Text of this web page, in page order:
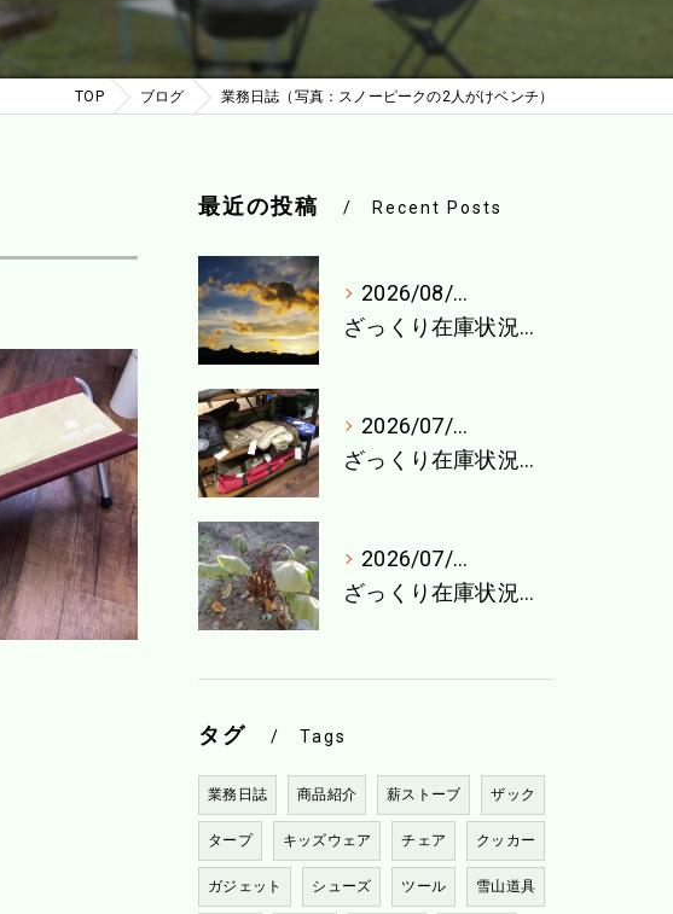
TOP ブログ 業務日誌（写真：スノーピークの2人がけベンチ）
最近の投稿 Recent Posts
2026/08/04
ざっくり在庫状況（8月1週目）
2026/07/27
ざっくり在庫状況（7月最終週）
2026/07/21
ざっくり在庫状況（7月4週目）
タグ Tags
業務日誌 商品紹介 薪ストーブ ザック
タープ キッズウェア チェア クッカー
ガジェット シューズ ツール 雪山道具